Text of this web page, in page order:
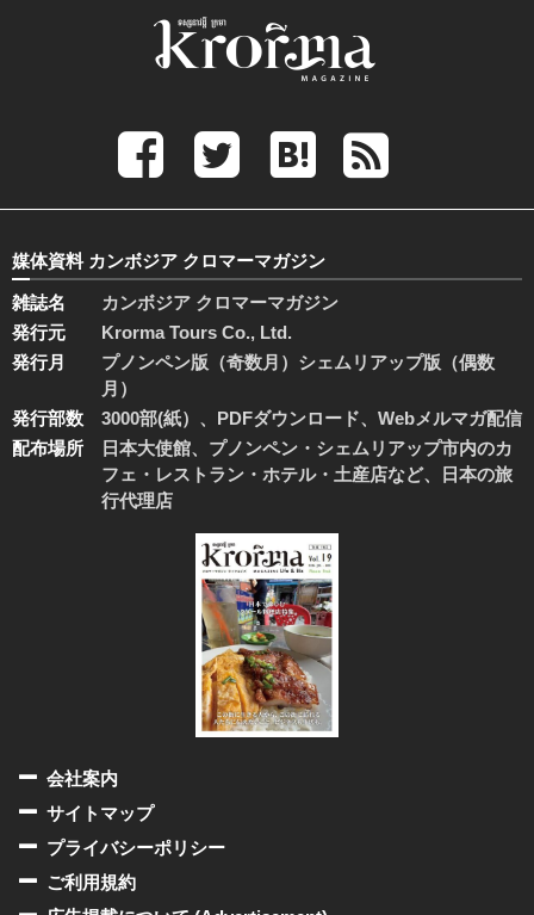
媒体資料 カンボジア クロマーマガジン
雑誌名
カンボジア クロマーマガジン
発行元
Krorma Tours Co., Ltd.
発行月
プノンペン版（奇数月）シェムリアップ版（偶数
月）
発行部数
3000部(紙）、PDFダウンロード、Webメルマガ配信
配布場所
日本大使館、プノンペン・シェムリアップ市内のカ
フェ・レストラン・ホテル・土産店など、日本の旅
行代理店
会社案内
サイトマップ
プライバシーポリシー
ご利用規約